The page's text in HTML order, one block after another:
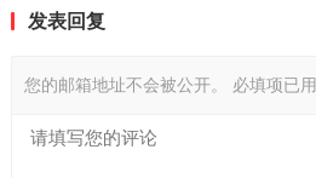
发表回复
您的邮箱地址不会被公开。 必填项已用